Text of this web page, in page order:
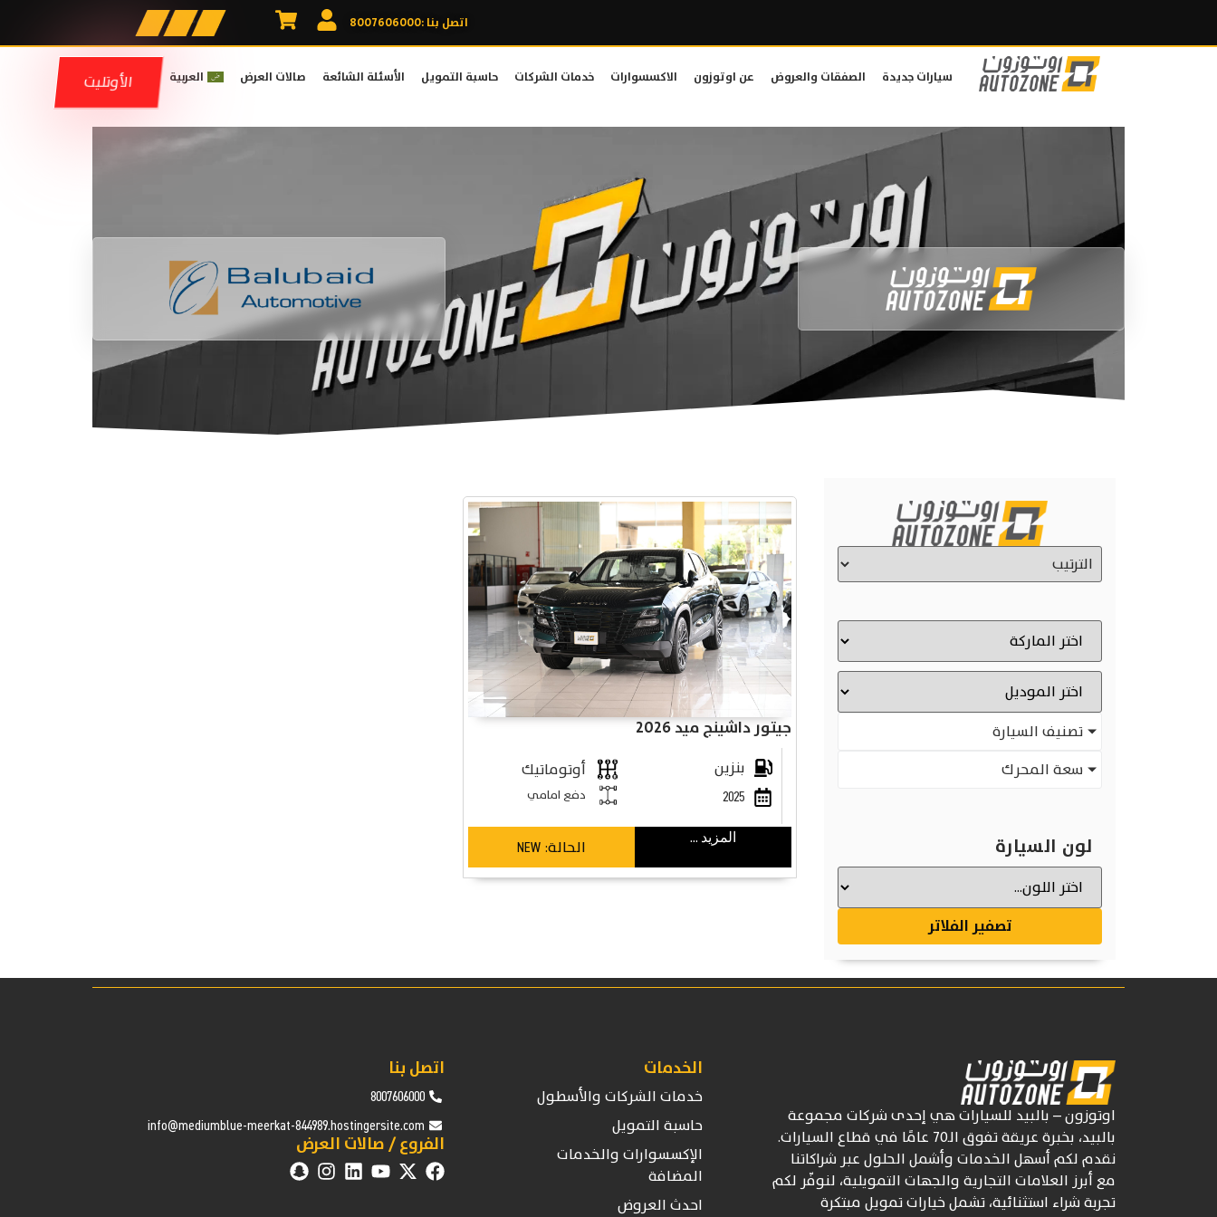
اتصل بنا :8007606000
سيارات جديدة الصفقات والعروض عن اوتوزون الاكسسوارات خدمات الشركات حاسبة التمويل الأسئلة الشائعة صالات العرض العربية الأوتليت
تصنيف السيارة
سعة المحرك
لون السيارة
تصفير الفلاتر
جيتور داشينج ميد 2026
بنزين
2025
أوتوماتيك
دفع امامي
المزيد ... الحالة:NEW
اوتوزون– بالبيد للسياراتهي إحدى شركاتمجموعة
بالبيد، بخبرة عريقة تفوقالـ70
عامًا في قطاع السيارات.
نقدم لكم أسهل الخدمات وأشمل الحلول عبر شراكاتنا
مع أبرز العلامات التجارية والجهات التمويلية، لنوفّر لكم
تجربة شراء استثنائية، تشمل خيارات تمويل مبتكرة
الخدمات
خدمات الشركات والأسطول
حاسبة التمويل
الإكسسوارات والخدمات
المضافة
احدث العروض
اتصل بنا
8007606000
info@mediumblue-meerkat-844989.hostingersite.com
الفروع / صالات العرض